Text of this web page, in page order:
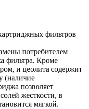
фильтров
потребителем
фильтра. Кроме
и цеолита содержит
(наличие
позволяет
жесткости, в
мягкой.